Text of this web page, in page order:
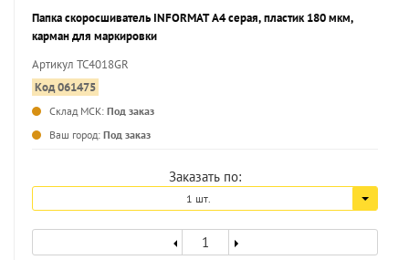
Папка скоросшиватель INFORMAT А4 серая, пластик 180 мкм,
карман для маркировки
Артикул TC4018GR
Код 061475
Склад МСК: Под заказ
Ваш город: Под заказ
Заказать по:
1 шт.